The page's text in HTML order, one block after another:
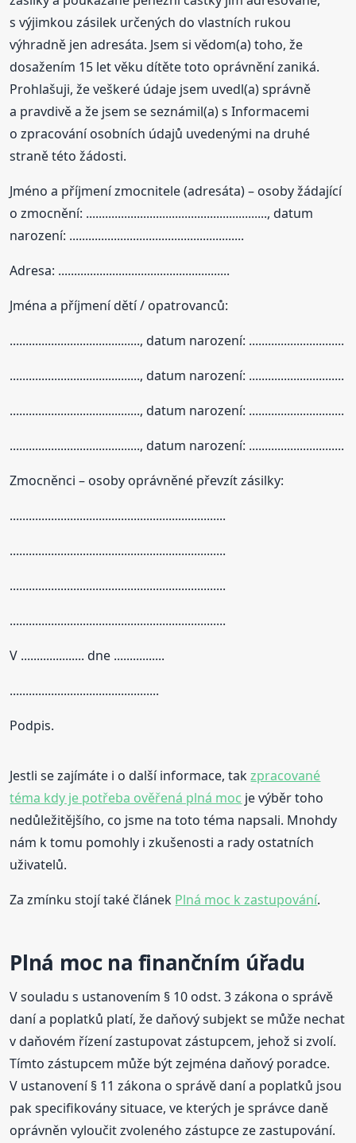
s výjimkou zásilek určených do vlastních rukou
výhradně jen adresáta. Jsem si vědom(a) toho, že
dosažením 15 let věku dítěte toto oprávnění zaniká.
Prohlašuji, že veškeré údaje jsem uvedl(a) správně
a pravdivě a že jsem se seznámil(a) s Informacemi
o zpracování osobních údajů uvedenými na druhé
straně této žádosti.
Jméno a příjmení zmocnitele (adresáta) – osoby žádající
o zmocnění: ........................................................., datum
narození: .......................................................
Adresa: ......................................................
Jména a příjmení dětí / opatrovanců:
........................................., datum narození: ..............................
........................................., datum narození: ..............................
........................................., datum narození: ..............................
........................................., datum narození: ..............................
Zmocněnci – osoby oprávněné převzít zásilky:
....................................................................
....................................................................
....................................................................
....................................................................
V .................... dne ................
...............................................
Podpis.
Jestli se zajímáte i o další informace, takzpracované
téma kdy je potřeba ověřená plná moc je výběr toho
nedůležitějšího, co jsme na toto téma napsali. Mnohdy
nám k tomu pomohly i zkušenosti a rady ostatních
uživatelů.
Za zmínku stojí také článek Plná moc k zastupování.
Plná moc na finančním úřadu
V souladu s ustanovením § 10 odst. 3 zákona o správě
daní a poplatků platí, že daňový subjekt se může nechat
v daňovém řízení zastupovat zástupcem, jehož si zvolí.
Tímto zástupcem může být zejména daňový poradce.
V ustanovení § 11 zákona o správě daní a poplatků jsou
pak specifikovány situace, ve kterých je správce daně
oprávněn vyloučit zvoleného zástupce ze zastupování.